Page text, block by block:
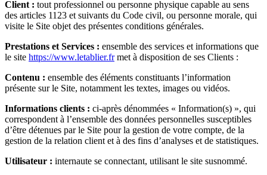
Client : tout professionnel ou personne physique capable au sens
des articles 1123 et suivants du Code civil, ou personne morale, qui
visite le Site objet des présentes conditions générales.
Prestations et Services : ensemble des services et informations que
le site https://www.letablier.frmet à disposition de ses Clients :
Contenu : ensemble des éléments constituants l’information
présente sur le Site, notamment les textes, images ou vidéos.
Informations clients : ci-après dénommées « Information(s) », qui
correspondent à l’ensemble des données personnelles susceptibles
d’être détenues par le Site pour la gestion de votre compte, de la
gestion de la relation client et à des fins d’analyses et de statistiques.
Utilisateur : internaute se connectant, utilisant le site susnommé.